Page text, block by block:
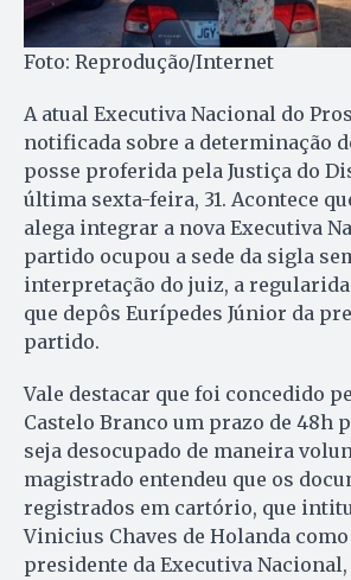
Foto: Reprodução/Internet
A atual Executiva Nacional do
notificada sobre a determinação
posse proferida pela Justiça do
última sexta-feira, 31. Acontece
alega integrar a nova Executiva
partido ocupou a sede da sigla
interpretação do juiz, a
que depôs Eurípedes Júnior da
partido.
Vale destacar que foi concedido
Castelo Branco um prazo de 48h
seja desocupado de maneira
magistrado entendeu que os
registrados em cartório, que
Vinicius Chaves de Holanda
presidente da Executiva Nacional,